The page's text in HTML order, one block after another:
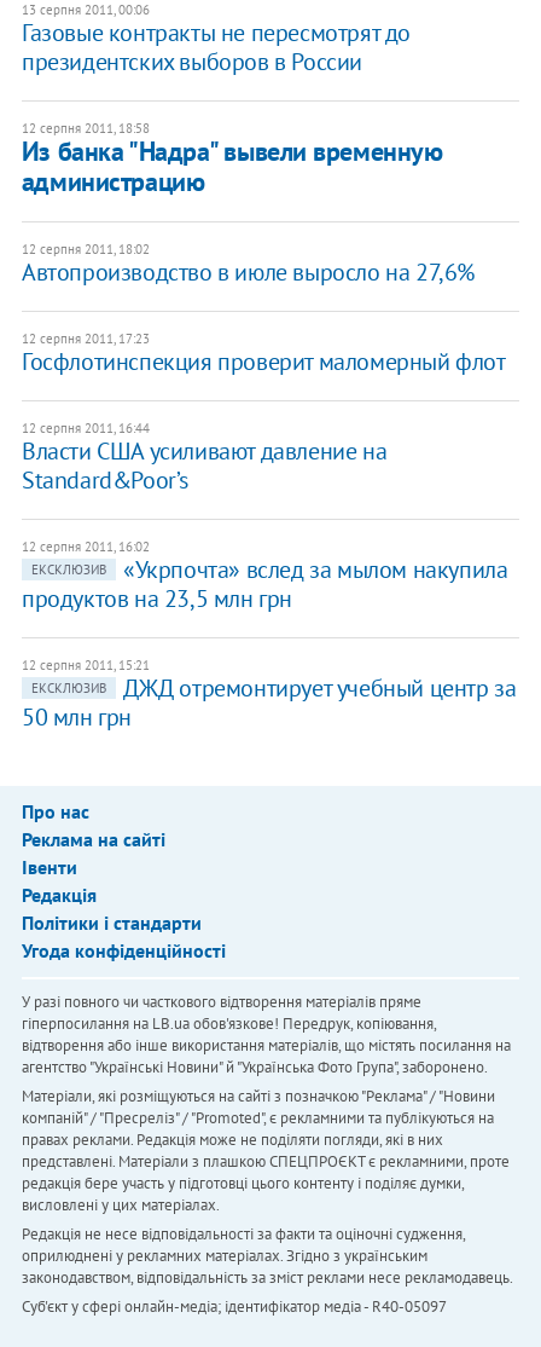
13 серпня 2011, 00:06
Газовые контракты не пересмотрят до
президентских выборов в России
12 серпня 2011, 18:58
Из банка "Надра" вывели временную
администрацию
12 серпня 2011, 18:02
Автопроизводство в июле выросло на 27,6%
12 серпня 2011, 17:23
Госфлотинспекция проверит маломерный флот
12 серпня 2011, 16:44
Власти США усиливают давление на
Standard&Poor’s
12 серпня 2011, 16:02
ЕКСКЛЮЗИВ
«Укрпочта» вслед за мылом накупила
продуктов на 23,5 млн грн
12 серпня 2011, 15:21
ЕКСКЛЮЗИВ
ДЖД отремонтирует учебный центр за
50 млн грн
Про нас
Реклама на сайті
Івенти
Редакція
Політики і стандарти
Угода конфіденційності
У разі повного чи часткового відтворення матеріалів пряме
гіперпосилання на LB.ua обов'язкове! Передрук, копіювання,
відтворення або інше використання матеріалів, що містять посилання на
агентство "Українськi Новини" й "Українська Фото Група", заборонено.
Матеріали, які розміщуються на сайті з позначкою "Реклама" / "Новини
компаній" / "Пресреліз" / "Promoted", є рекламними та публікуються на
правах реклами. Редакція може не поділяти погляди, які в них
представлені. Матеріали з плашкою СПЕЦПРОЄКТ є рекламними, проте
редакція бере участь у підготовці цього контенту і поділяє думки,
висловлені у цих матеріалах.
Редакція не несе відповідальності за факти та оціночні судження,
оприлюднені у рекламних матеріалах. Згідно з українським
законодавством, відповідальність за зміст реклами несе рекламодавець.
Cуб'єкт у сфері онлайн-медіа; ідентифікатор медіа - R40-05097